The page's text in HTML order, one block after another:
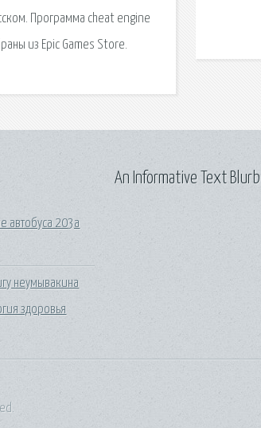
Программа cheat engine
из Epic Games Store.
автобуса 203а
неумывакина
здоровья
An Informative Text Blurb